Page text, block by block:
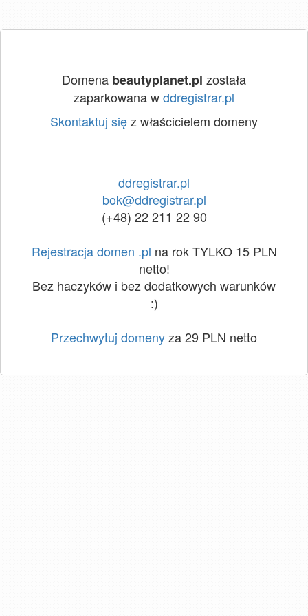
Domena beautyplanet.pl została
zaparkowana wddregistrar.pl
Skontaktuj sięz właścicielem domeny
ddregistrar.pl
bok@ddregistrar.pl
(+48) 22 211 22 90
Rejestracja domen .pl na rok TYLKO 15 PLN
netto!
Bez haczyków i bez dodatkowych warunków
:)
Przechwytuj domenyza 29 PLN netto